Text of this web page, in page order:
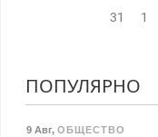
31
1
ПОПУЛЯРНО
9 Авг, ОБЩЕСТВО